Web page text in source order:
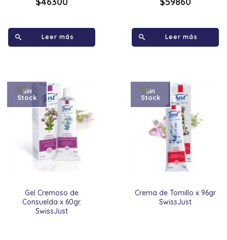
Leer más Leer más
Gel Cremoso de
Consuelda x 60gr.
SwissJust
Sin
Stock
Crema de Tomillo x 96gr
SwissJust
Sin
Stock